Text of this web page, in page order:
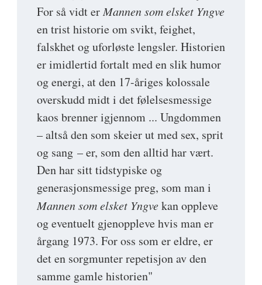
For så vidt erMannen som elsket Yngve
en trist historie om svikt, feighet,
falskhet og uforløste lengsler. Historien
er imidlertid fortalt med en slik humor
og energi, at den 17-åriges kolossale
overskudd midt i det følelsesmessige
kaos brenner igjennom ... Ungdommen
– altså den som skeier ut med sex, sprit
og sang – er, som den alltid har vært.
Den har sitt tidstypiske og
generasjonsmessige preg, som man i
Mannen som elsket Yngvekan oppleve
og eventuelt gjenoppleve hvis man er
årgang 1973. For oss som er eldre, er
det en sorgmunter repetisjon av den
samme gamle historien"